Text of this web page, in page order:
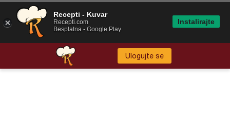
Ulogujte se
Recepti - Kuvar
Recepti.com
Besplatna - Google Play
Instalirajte